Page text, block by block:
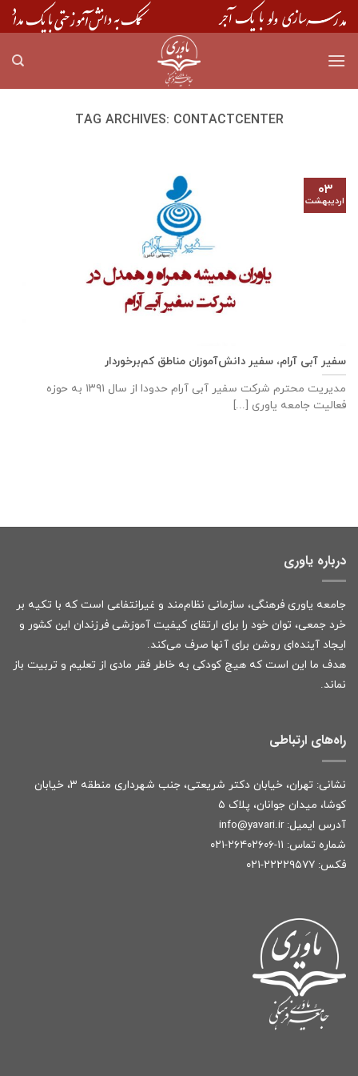
Skip
to
TAG ARCHIVES: CONTACTCENTER
سفیر آبی آرام، سفیر دانش‌آموزان مناطق کم‌برخوردار
مدیریت محترم شرکت سفیر آبی آرام حدودا از سال ۱۳۹۱ به حوزه
فعالیت جامعه یاوری [...]
۰۳
اردیبهشت
درباره یاوری
جامعه یاوری فرهنگی، سازمانی نظام‌مند و غیرانتفاعی است که با تکیه بر
خرد جمعی، توان خود را برای ارتقای کیفیت آموزشی فرزندان این کشور و
ایجاد آینده‌ای روشن برای آنها صرف می‌کند.
هدف ما این است که هیچ کودکی به خاطر فقر مادی از تعلیم و تربیت باز
نماند.
راه‌های ارتباطی
نشانی: تهران، خیابان دکتر شریعتی، جنب شهرداری منطقه ۳، خیابان
کوشا، میدان جوانان، پلاک ۵
آدرس ایمیل: info@yavari.ir
شماره تماس: ۱۱-۲۶۴۰۲۶۰۶-۰۲۱
فکس: ۲۲۲۲۹۵۷۷-۰۲۱